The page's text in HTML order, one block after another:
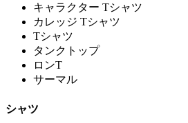
キャラクター Tシャツ
カレッジ Tシャツ
Tシャツ
タンクトップ
ロンT
サーマル
シャツ